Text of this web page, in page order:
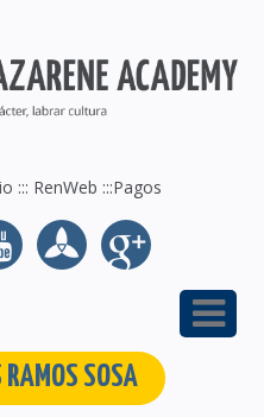
::: RenWeb :::Pagos
RAMOS SOSA